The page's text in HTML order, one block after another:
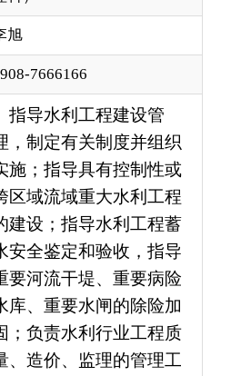
水利工程建设管
指导具有控制性或
流域重大水利工程
；指导水利工程蓄
鉴定和验收，指导
流干堤、重要病险
重要水闸的除险加
责水利行业工程质
价、监理的管理工
导水利建设市场的
理和水利建设市场
系建设；指导水利
管理、保护和综合
组织编制水库运行
程，指导水库，水